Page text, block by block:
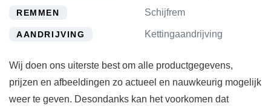
REMMEN Schijfrem
AANDRIJVING Kettingaandrijving
Wij doen ons uiterste best om alle productgegevens,
prijzen en afbeeldingen zo actueel en nauwkeurig mogelijk
weer te geven. Desondanks kan het voorkomen dat